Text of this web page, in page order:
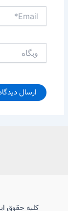
Email*
کلیه حقوق